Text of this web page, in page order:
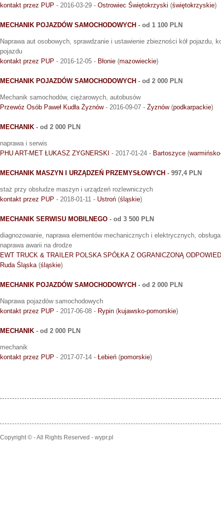
kontakt przez PUP - 2016-03-29 - Ostrowiec Świętokrzyski (świętokrzyskie)
MECHANIK POJAZDÓW SAMOCHODOWYCH - od 1 100 PLN
Naprawa aut osobowych, sprawdzanie i ustawienie zbiezności kół pojazdu,
pojazdu
kontakt przez PUP - 2016-12-05 - Błonie (mazowieckie)
MECHANIK POJAZDÓW SAMOCHODOWYCH - od 2 000 PLN
Mechanik samochodów, ciężarowych, autobusów
Przewóz Osób Paweł Kudła Żyznów- 2016-09-07 - Żyznów(podkarpackie)
MECHANIK - od 2 000 PLN
naprawa i serwis
PHU ART-MET ŁUKASZ ZYGNERSKI - 2017-01-24 - Bartoszyce (
MECHANIK MASZYN I URZĄDZEŃ PRZEMYSŁOWYCH - 997,4 PLN
staż przy obsłudze maszyn i urządzeń rozlewniczych
kontakt przez PUP - 2018-01-11 - Ustroń (śląskie)
MECHANIK SERWISU MOBILNEGO - od 3 500 PLN
diagnozowanie, naprawa elementów mechanicznych i elektrycznych,
naprawa awarii na drodze
EWT TRUCK & TRAILER POLSKA SPÓŁKA Z OGRANICZONĄ
Ruda Śląska (śląskie)
MECHANIK POJAZDÓW SAMOCHODOWYCH - od 2 000 PLN
Naprawa pojazdów samochodowych
kontakt przez PUP - 2017-06-08 - Rypin (kujawsko-pomorskie)
MECHANIK - od 2 000 PLN
mechanik
kontakt przez PUP - 2017-07-14 - Łebień (pomorskie)
Copyright © - All Rights Reserved - wypr.pl